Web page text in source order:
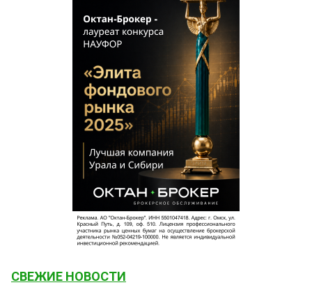
СВЕЖИЕ НОВОСТИ